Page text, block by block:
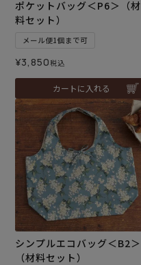
ポケットバッグ＜P6＞（材
料セット）
メール便1個まで可
¥3,850税込
カートに入れる
シンプルエコバッグ＜B2＞
（材料セット）